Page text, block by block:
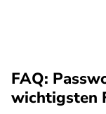
FAQ:
wichtigsten